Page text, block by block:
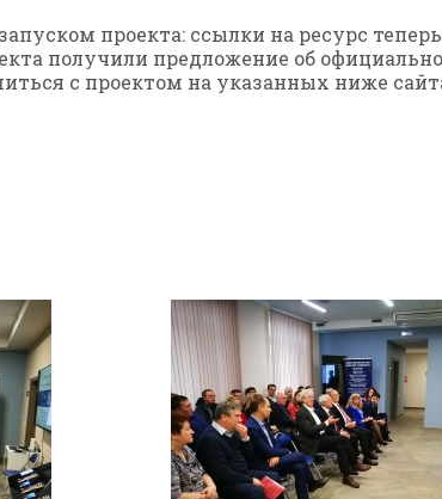
проекта: ссылки на ресурс
получили предложение об
с проектом на указанных ниже